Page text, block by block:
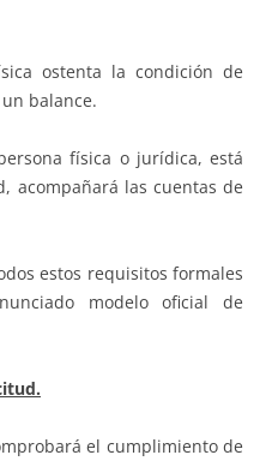
la condición de
un balance.
física o jurídica, está
acompañará las cuentas de
estos requisitos formales
modelo oficial de
el cumplimiento de